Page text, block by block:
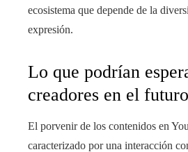
ecosistema que depende de la
expresión.
Lo que podrían
creadores en el futuro
El porvenir de los contenidos en
caracterizado por una interacción